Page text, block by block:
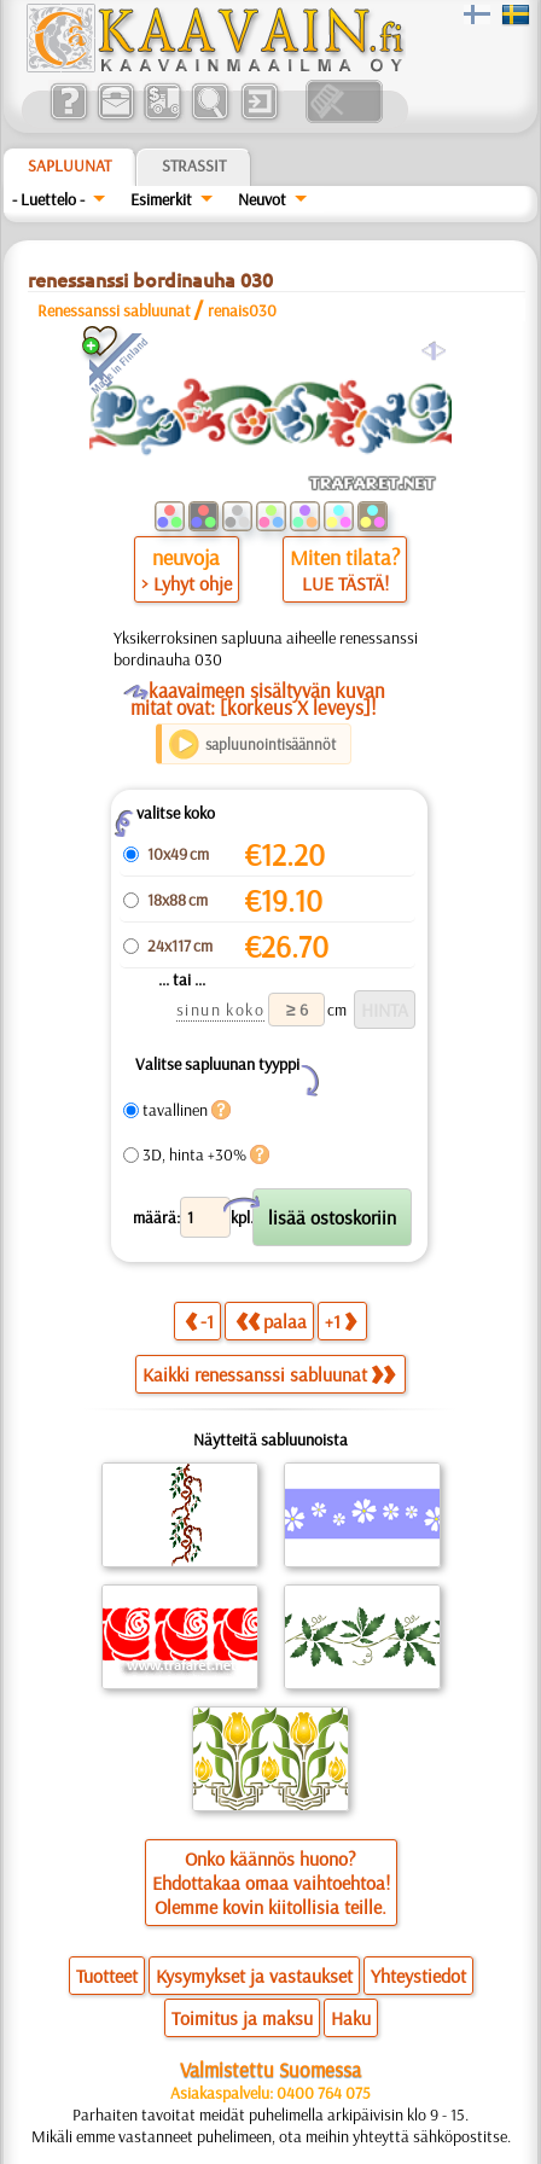
SAPLUUNAT
STRASSIT
- Luettelo -
Esimerkit Neuvot
renessanssi bordinauha 030
Renessanssi sabluunat / renais030
a
neuvoja
> Lyhyt ohje
Miten tilata?
LUE TÄSTÄ!
Yksikerroksinen sapluuna aiheelle renessanssi
bordinauha 030
Okaavaimeen sisältyvän kuvan
mitat ovat: [korkeus X leveys]!
sapluunointisäännöt
Zvalitse koko
10x49 cm
€12.20
18x88 cm €19.10
24x117 cm €26.70
... tai ...
sinun koko
cm
Valitse sapluunan tyyppi
Y
tavallinen
3D, hinta +30%
määrä: kpl.
X
-1 palaa +1
Kaikki renessanssi sabluunat
Näytteitä sabluunoista
Onko käännös huono?
Ehdottakaa omaa vaihtoehtoa!
Olemme kovin kiitollisia teille.
Tuotteet Kysymykset ja vastaukset
Yhteystiedot
Toimitus ja maksu
Haku
Valmistettu Suomessa
Asiakaspalvelu: 0400 764 075
Parhaiten tavoitat meidät puhelimella arkipäivisin klo 9 - 15.
Mikäli emme vastanneet puhelimeen, ota meihin yhteyttä sähköpostitse.